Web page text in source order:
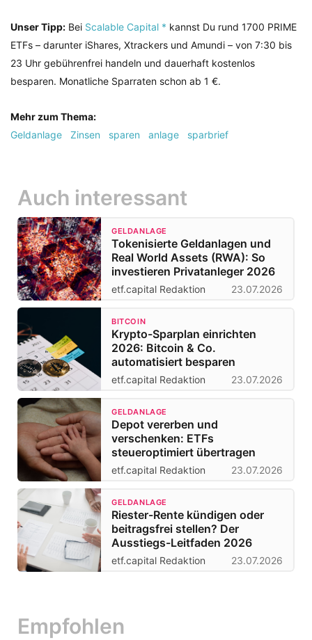
Unser Tipp: Bei Scalable Capital * kannst Du rund 1700 PRIME
ETFs – darunter iShares, Xtrackers und Amundi – von 7:30 bis
23 Uhr gebührenfrei handeln und dauerhaft kostenlos
besparen. Monatliche Sparraten schon ab 1 €.
Mehr zum Thema:
Geldanlage
Zinsen sparen anlage sparbrief
Auch interessant
GELDANLAGE
Tokenisierte Geldanlagen und
Real World Assets (RWA): So
investieren Privatanleger 2026
etf.capital Redaktion 23.07.2026
BITCOIN
Krypto-Sparplan einrichten
2026: Bitcoin & Co.
automatisiert besparen
etf.capital Redaktion 23.07.2026
GELDANLAGE
Depot vererben und
verschenken: ETFs
steueroptimiert übertragen
etf.capital Redaktion 23.07.2026
GELDANLAGE
Riester-Rente kündigen oder
beitragsfrei stellen? Der
Ausstiegs-Leitfaden 2026
etf.capital Redaktion 23.07.2026
Empfohlen